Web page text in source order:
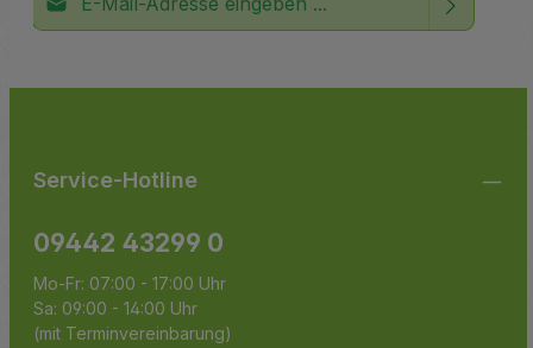
Service-Hotline
09442 43299 0
Mo-Fr: 07:00 - 17:00 Uhr
Sa: 09:00 - 14:00 Uhr
(mit Terminvereinbarung)